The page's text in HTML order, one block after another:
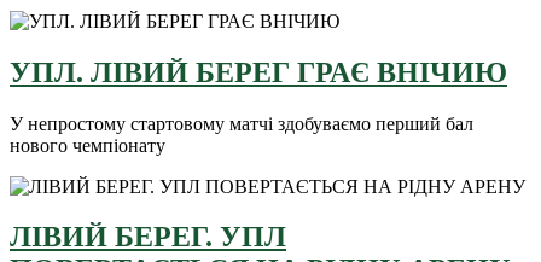
УПЛ. ЛІВИЙ БЕРЕГ ГРАЄ ВНІЧИЮ
У непростому стартовому матчі здобуваємо перший бал
нового чемпіонату
ЛІВИЙ БЕРЕГ. УПЛ